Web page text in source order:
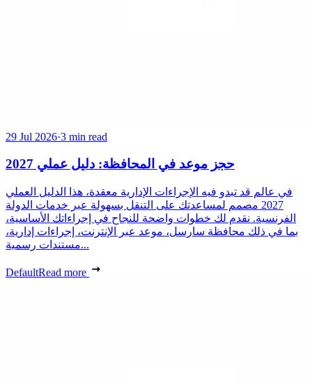
29 Jul 2026·3 min read
حجز موعد في المحافظة: دليل عملي 2027
في عالم قد تبدو فيه الإجراءات الإدارية معقدة، هذا الدليل العملي
2027 مصمم لمساعدتك على التنقل بسهولة عبر خدمات الدولة
الفرنسية. نقدم لك خطوات واضحة للنجاح في إجراءاتك الأساسية،
بما في ذلك محافظة سارسل، موعد عبر الإنترنت، إجراءات إدارية،
مستندات رسمية...
DefaultRead more